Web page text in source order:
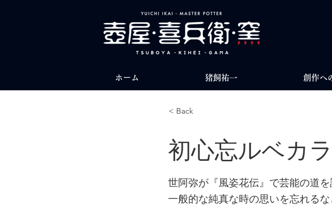
ホーム 猪飼祐一 創作へ
< Back
初心忘ルベカ
世阿弥が『風姿花伝』で芸能の道
一般的な純真な時の思いを忘れる